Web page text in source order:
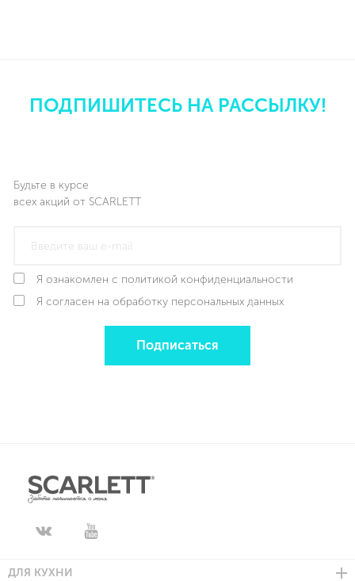
ПОДПИШИТЕСЬ НА РАССЫЛКУ!
Будьте в курсе
всех акций от SCARLETT
Я ознакомлен с политикой конфиденциальности
Я согласен на обработку персональных данных
Подписаться
ДЛЯ КУХНИ